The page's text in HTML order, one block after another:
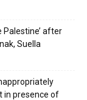
Palestine’ after
Suella
in presence of